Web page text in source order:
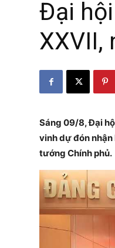
Đại
XXVII,
Sáng 09/8, Đại
vinh dự đón nhận
tướng Chính phủ.